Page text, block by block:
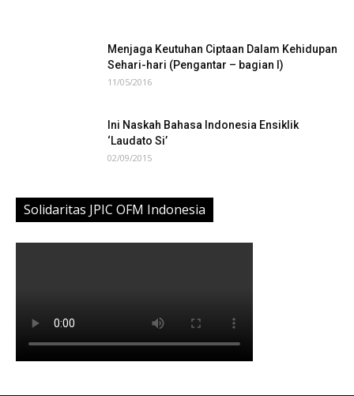
Menjaga Keutuhan Ciptaan Dalam Kehidupan
Sehari-hari (Pengantar – bagian I)
11/05/2016
Ini Naskah Bahasa Indonesia Ensiklik
‘Laudato Si’
02/09/2015
Solidaritas JPIC OFM Indonesia